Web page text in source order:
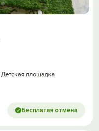
Детская площадка
Бесплатая отмена